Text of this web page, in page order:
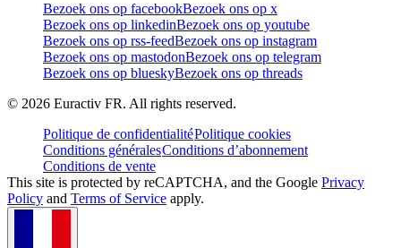
Bezoek ons op facebookBezoek ons op x
Bezoek ons op linkedinBezoek ons op youtube
Bezoek ons op rss-feedBezoek ons op instagram
Bezoek ons op mastodonBezoek ons op telegram
Bezoek ons op blueskyBezoek ons op threads
© 2026 Euractiv FR. All rights reserved.
Politique de confidentialitéPolitique cookies
Conditions généralesConditions d’abonnement
Conditions de vente
This site is protected by reCAPTCHA, and the Google Privacy
Policy and Terms of Service apply.